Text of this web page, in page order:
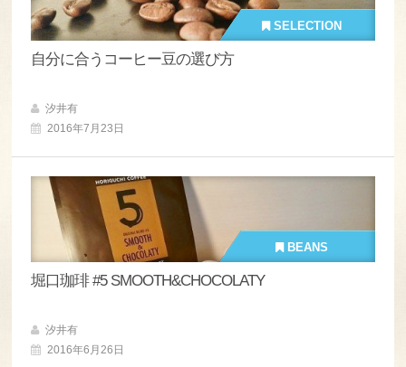
SELECTION
自分に合うコーヒー豆の選び方
汐井有
2016年7月23日
BEANS
堀口珈琲 #5 SMOOTH&CHOCOLATY
汐井有
2016年6月26日